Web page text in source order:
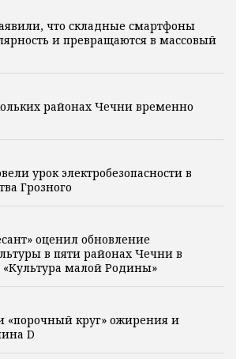
что складные смартфоны
и превращаются в массовый
районах Чечни временно
урок электробезопасности в
Грозного
оценил обновление
в пяти районах Чечни в
«Культура малой Родины»
«порочный круг» ожирения и
D